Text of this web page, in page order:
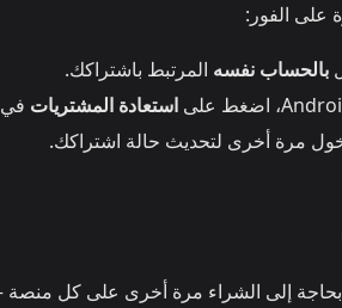
على الفور:
بالحساب نفسه المرتبط باشتراكك.
استعادة المشتريات
مرة أخرى لتحديث حالة اشتراكك.